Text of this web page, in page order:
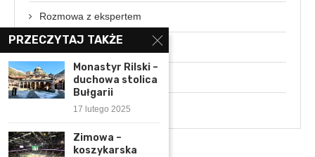
Rozmowa z ekspertem
Świat
Wydarzenia
Wywiady
PRZECZYTAJ TAKŻE
Monastyr Rilski –
duchowa stolica
Bułgarii
17 lutego 2025
Zimowa –
koszykarska